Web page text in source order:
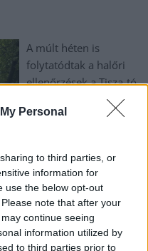
Personal
to third parties, or
information for
use the below opt-out
note that after your
continue seeing
information utilized by
to third parties prior to
A múlt héten is
folytatódtak a halőri
ellenőrzések a Tisza-tó
partjain és vízterületein
– tájékozatott a Tisza-
szabályosan és
akadtak, akik nem